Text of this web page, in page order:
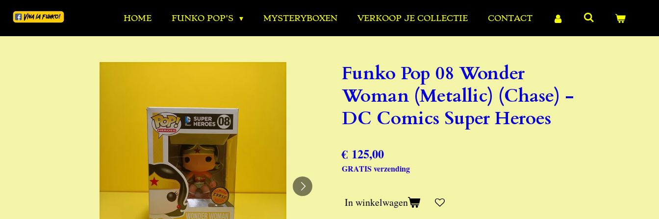
Ga
direct
HOME FUNKO POP'S MYSTERYBOXEN VERKOOP JE COLLECTIE CONTACT
Funko Pop 08 Wonder
Woman (Metallic) (Chase) -
DC Comics Super Heroes
€ 125,00
GRATIS verzending
In winkelwagen